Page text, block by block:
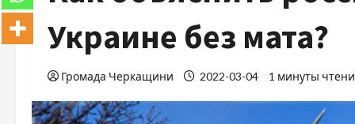
Украине без мата?
Громада Черкащини 2022-03-04 1 минуты